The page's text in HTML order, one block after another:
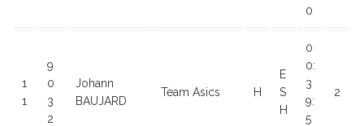
0
1
1
9
0
3
2
Johann
BAUJARD
Team Asics H
E
S
H
0
0:
3
9:
5
2